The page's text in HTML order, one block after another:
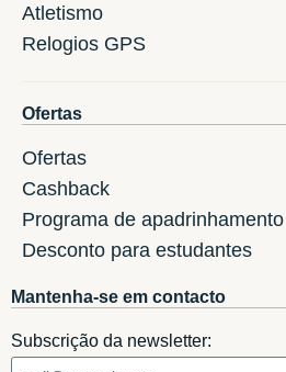
Atletismo
Relogios GPS
Ofertas
Ofertas
Cashback
Programa de apadrinhamento
Desconto para estudantes
Mantenha-se em contacto
Subscrição da newsletter: